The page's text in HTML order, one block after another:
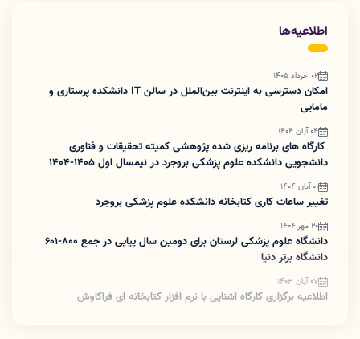
اطلاعیه‌ها
02 خرداد 1405
امکان دسترسی به اینترنت بین‌الملل در سالن IT دانشکده پرستاری و
مامایی
04 آبان 1404
کارگاه های برنامه ریزی شده پژوهشی کمیته تحقیقات و فناوری
دانشجویی دانشکده علوم پزشکی بروجرد در نیمسال اول 1405-1404
01 آبان 1404
تغییر ساعات کاری کتابخانه دانشکده علوم پزشکی بروجرد
20 مهر 1404
دانشگاه علوم پزشکی لرستان برای دومین سال پیاپی در جمع ۸۰۰-۶۰۱
دانشگاه برتر دنیا
07 آبان 1403
اطلاعیه برگزاری کارگاه آشنایی با نرم افزار کتابخانه ای فراکاوش